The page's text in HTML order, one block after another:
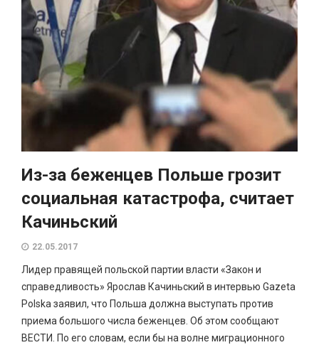
Из-за беженцев Польше грозит
социальная катастрофа, считает
Качиньский
22.05.2017
Лидер правящей польской партии власти «Закон и
справедливость» Ярослав Качиньский в интервью Gazeta
Polska заявил, что Польша должна выступать против
приема большого числа беженцев. Об этом сообщают
ВЕСТИ. По его словам, если бы на волне миграционного